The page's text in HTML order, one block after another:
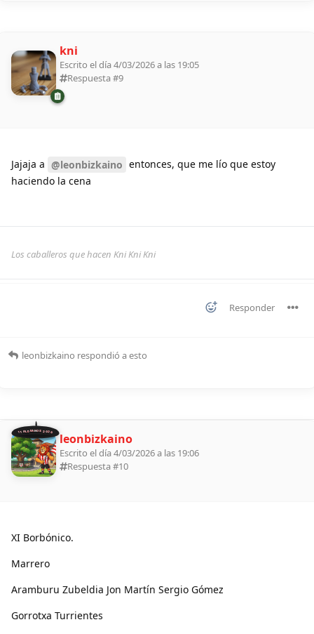
kni
Escrito el día 4/03/2026 a las 19:05
Respuesta #9
Jajaja a @leonbizkaino entonces, que me lío que estoy
haciendo la cena
Los caballeros que hacen Kni Kni Kni
Responder
leonbizkaino respondió a esto
11 ALDEANOS 2026 leonbizkaino
Escrito el día 4/03/2026 a las 19:06
Respuesta #10
XI Borbónico.
Marrero
Aramburu Zubeldia Jon Martín Sergio Gómez
Gorrotxa Turrientes